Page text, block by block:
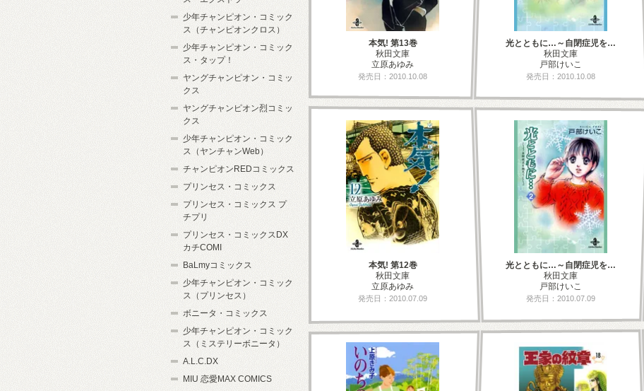
本気! 第13巻
秋田文庫
立原あゆみ
発売日：2010.10.08
光とともに…～自閉症児を…
秋田文庫
戸部けいこ
発売日：2010.10.08
本気! 第12巻
秋田文庫
立原あゆみ
発売日：2010.07.09
光とともに…～自閉症児を…
秋田文庫
戸部けいこ
発売日：2010.07.09
少年チャンピオン・コミック
ス（チャンピオンクロス）
少年チャンピオン・コミック
ス・タップ！
ヤングチャンピオン・コミッ
クス
ヤングチャンピオン烈コミッ
クス
少年チャンピオン・コミック
ス（ヤンチャンWeb）
チャンピオンREDコミックス
プリンセス・コミックス
プリンセス・コミックス プ
チプリ
プリンセス・コミックスDX
カチCOMI
BaLmyコミックス
少年チャンピオン・コミック
ス（プリンセス）
ボニータ・コミックス
少年チャンピオン・コミック
ス（ミステリーボニータ）
A.L.C.DX
MIU 恋愛MAX COMICS